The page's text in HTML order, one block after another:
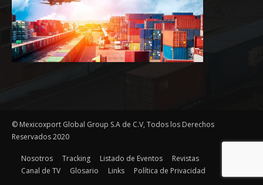
© Mexicoxport Global Group S.A de C.V, Todos los Derechos
Reservados 2020
Nosotros Tracking Listado de Eventos
Revistas
Canal de TV
Glosario Links Política de Privacidad